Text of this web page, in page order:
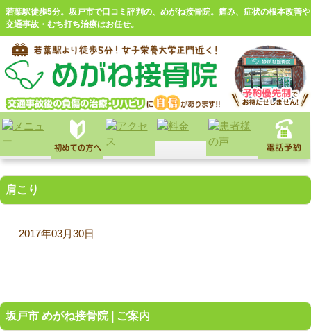
若葉駅徒歩5分。坂戸市で口コミ評判の、めがね接骨院。痛み、症状の根本改善や
交通事故・むち打ち治療はお任せ。
肩こり
2017年03月30日
坂戸市 めがね接骨院 | ご案内